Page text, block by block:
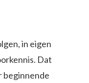
in eigen
Dat
beginnende